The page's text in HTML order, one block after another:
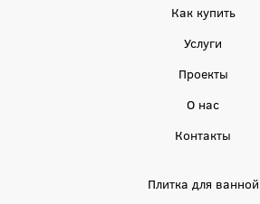
Как купить
Услуги
Проекты
О нас
Контакты
Плитка для ванной